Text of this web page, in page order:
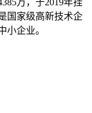
万，于2019年挂
国家级高新技术企
小企业。